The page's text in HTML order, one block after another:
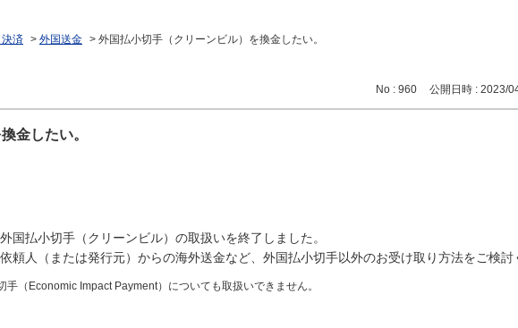
済 > 外国送金 > 外国払小切手（クリーンビル）を換金したい。
No : 960 公開日時 : 2023/
金したい。
国払小切手（クリーンビル）の取扱いを終了しました。
頼人（または発行元）からの海外送金など、外国払小切手以外のお受け取り方法をご検討
（Economic Impact Payment）についても取扱いできません。